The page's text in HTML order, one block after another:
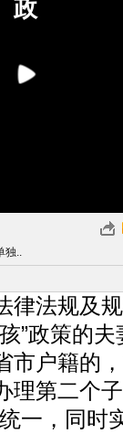
政
独..
法规及规
”政策的
市户籍的
理第二个
一，同时